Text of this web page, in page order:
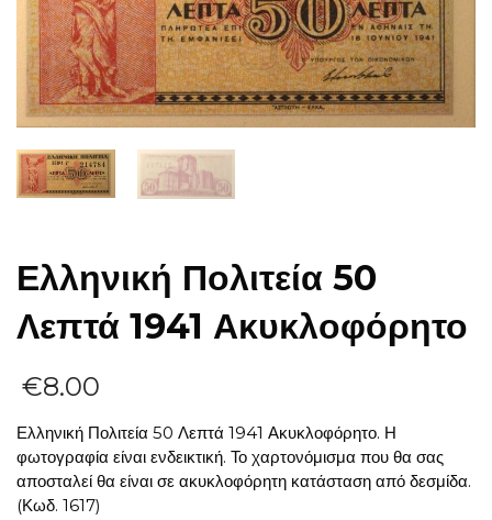
Ελληνική Πολιτεία 50
Λεπτά 1941 Ακυκλοφόρητο
€8.00
Ελληνική Πολιτεία 50 Λεπτά 1941 Ακυκλοφόρητο. Η
φωτογραφία είναι ενδεικτική. Το χαρτονόμισμα που θα σας
αποσταλεί θα είναι σε ακυκλοφόρητη κατάσταση από δεσμίδα.
(Κωδ. 1617)